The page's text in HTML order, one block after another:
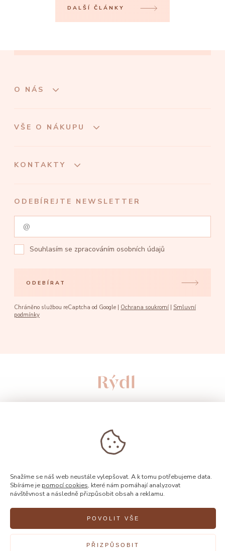
DALŠÍ ČLÁNKY
O NÁS
VŠE O NÁKUPU
KONTAKTY
ODEBÍREJTE NEWSLETTER
Souhlasím se zpracováním osobních údajů
ODEBÍRAT
Chráněno službou reCaptcha od Google | Ochrana soukromí
Smluvní
podmínky
© 2026, Rýdl
VytvořiloFEO
Snažíme se náš web neustále vylepšovat. A k tomu potřebujeme data.
Sbíráme je pomocí cookies, které nám pomáhají analyzovat
návštěvnost a následně přizpůsobit obsah a reklamu.
PŘIZPŮSOBIT
POVOLIT VŠE